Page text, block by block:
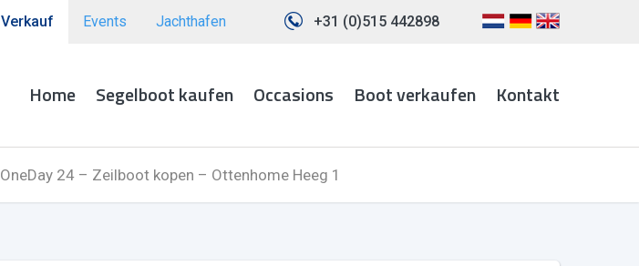
+31 (0)515 442898
Verkauf Events Jachthafen
Home Segelboot kaufen Occasions Boot verkaufen Kontakt
OneDay 24 – Zeilboot kopen – Ottenhome Heeg 1